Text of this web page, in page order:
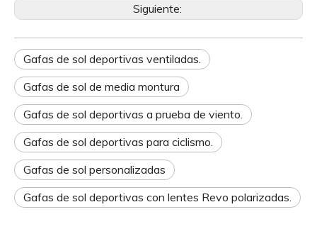
Siguiente:
Gafas de sol deportivas ventiladas.
Gafas de sol de media montura
Gafas de sol deportivas a prueba de viento.
Gafas de sol deportivas para ciclismo.
Gafas de sol personalizadas
Gafas de sol deportivas con lentes Revo polarizadas.